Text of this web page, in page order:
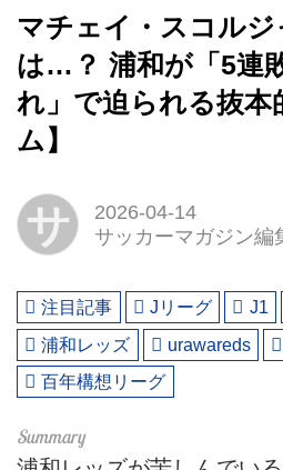
マチェイ・スコル
は…？ 浦和が「5連
れ」で迫られる抜本
ム】
サ
2026-04-14
サッカーマガジン編
注目記事 Jリーグ J1
浦和レッズ
urawareds
百年構想リーグ